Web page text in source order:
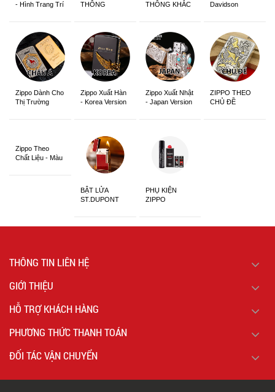
- Hình Trang Trí
THÔNG
THÔNG KHẮC
Davidson
Zippo Dành Cho
Thị Trường
Zippo Xuất Hàn
- Korea Version
Zippo Xuất Nhật
- Japan Version
ZIPPO THEO
CHỦ ĐỀ
Zippo Theo
Chất Liệu - Màu
BẬT LỬA
ST.DUPONT
PHỤ KIỆN
ZIPPO
THÔNG TIN LIÊN HỆ
GIỚI THIỆU
HỖ TRỢ KHÁCH HÀNG
PHƯƠNG THỨC THANH TOÁN
ĐỐI TÁC VẬN CHUYỂN